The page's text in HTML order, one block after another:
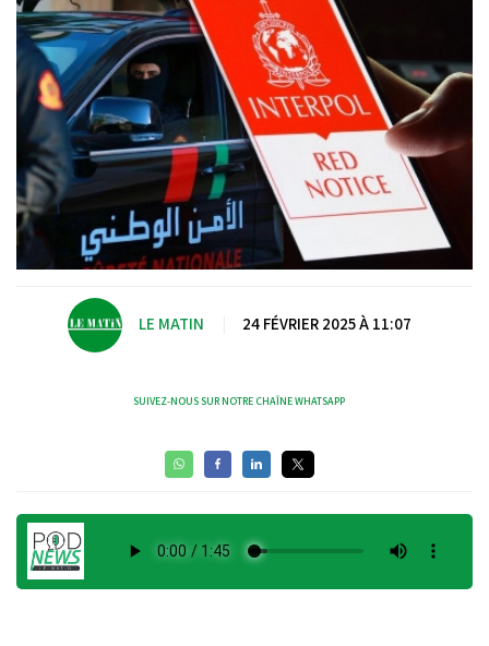
LE MATIN 24 FÉVRIER 2025 À 11:07
SUIVEZ-NOUS SUR NOTRE CHAÎNE WHATSAPP